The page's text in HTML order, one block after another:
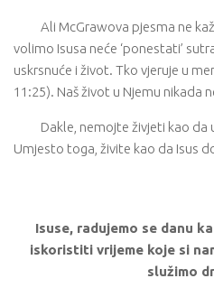
Ali McGrawova pjesma ne
volimo Isusa neće ‘ponestati’
uskrsnuće i život. Tko vjeruje u
11:25). Naš život u Njemu nikada
Dakle, nemojte živjeti kao
Umjesto toga, živite kao da Isus
Isuse, radujemo se danu
iskoristiti vrijeme koje si
služimo